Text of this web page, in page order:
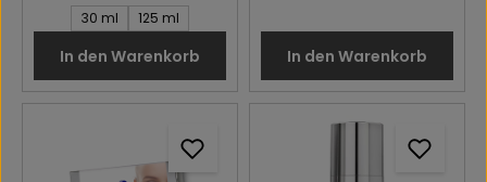
Inhalt des Artikel:
30 ml 125 ml
In den Warenkorb In den Warenkorb